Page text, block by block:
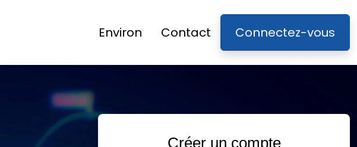
Environ Contact Connectez-vous